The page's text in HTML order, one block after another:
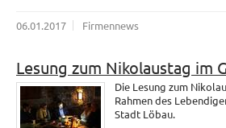
06.01.2017 Firmennews
Lesung zum Nikolaustag im
Die Lesung zum
Rahmen des
Stadt Löbau.